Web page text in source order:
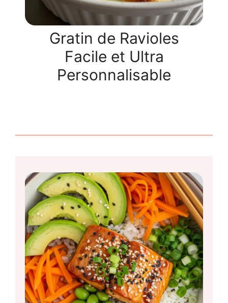
Gratin de Ravioles
Facile et Ultra
Personnalisable